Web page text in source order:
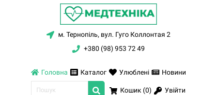
м. Тернопіль, вул. Гуго Коллонтая 2
+380 (98) 953 72 49
Головна Каталог Улюблені Новини
Кошик (0) Увійти